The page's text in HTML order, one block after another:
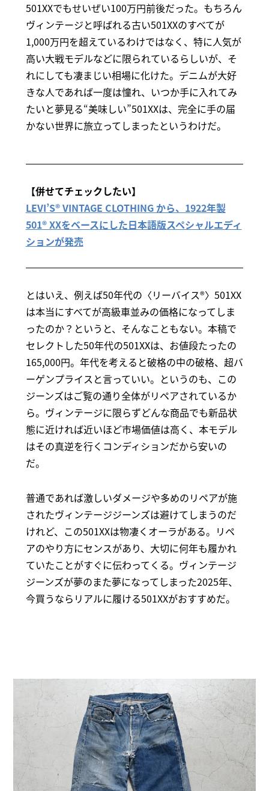
501XXでもせいぜい100万円前後だった。もちろん
ヴィンテージと呼ばれる古い501XXのすべてが
1,000万円を超えているわけではなく、特に人気が
高い大戦モデルなどに限られているらしいが、そ
れにしても凄まじい相場に化けた。デニムが大好
きな人であれば一度は憧れ、いつか手に入れてみ
たいと夢見る“美味しい”501XXは、完全に手の届
かない世界に旅立ってしまったというわけだ。
【併せてチェックしたい】
LEVI’S® VINTAGE CLOTHING から、1922年製
501® XXをベースにした日本語版スペシャルエディ
ションが発売
とはいえ、例えば50年代の〈リーバイス®〉501XX
は本当にすべてが高級車並みの価格になってしま
ったのか？というと、そんなこともない。本稿で
セレクトした50年代の501XXは、お値段たったの
165,000円。年代を考えると破格の中の破格、超バ
ーゲンプライスと言っていい。というのも、この
ジーンズはご覧の通り全体がリペアされているか
ら。ヴィンテージに限らずどんな商品でも新品状
態に近ければ近いほど市場価値は高く、本モデル
はその真逆を行くコンディションだから安いの
だ。
普通であれば激しいダメージや多めのリペアが施
されたヴィンテージジーンズは避けてしまうのだ
けれど、この501XXは物凄くオーラがある。リペ
アのやり方にセンスがあり、大切に何年も履かれ
ていたことがすぐに伝わってくる。ヴィンテージ
ジーンズが夢のまた夢になってしまった2025年、
今買うならリアルに履ける501XXがおすすめだ。